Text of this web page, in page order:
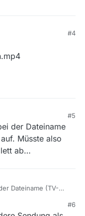
#4
#5
der Dateiname
Müsste also
ab…
Dateiname (TV-
#6